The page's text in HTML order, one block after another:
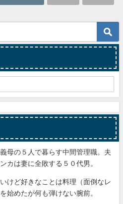
母の５人で暮らす中間管理職。夫
カは妻に全敗する５０代男。
けど好きなことは料理（面倒なレ
始めたが何も弾けない腕前。